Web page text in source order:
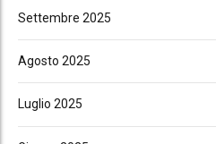
Settembre 2025
Agosto 2025
Luglio 2025